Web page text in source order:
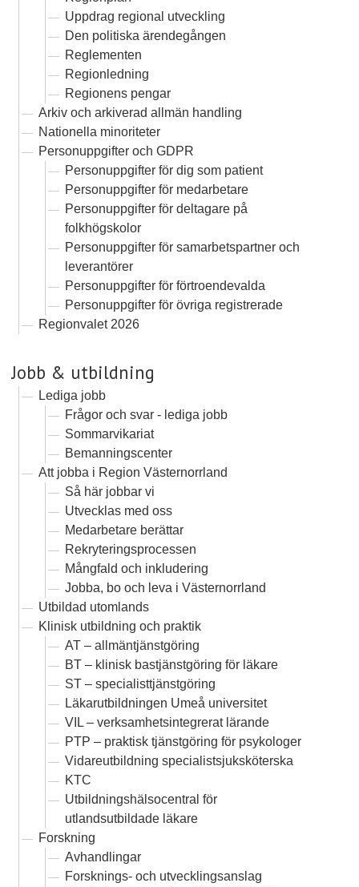
Uppdrag regional utveckling
Den politiska ärendegången
Reglementen
Regionledning
Regionens pengar
Arkiv och arkiverad allmän handling
Nationella minoriteter
Personuppgifter och GDPR
Personuppgifter för dig som patient
Personuppgifter för medarbetare
Personuppgifter för deltagare på
folkhögskolor
Personuppgifter för samarbetspartner och
leverantörer
Personuppgifter för förtroendevalda
Personuppgifter för övriga registrerade
Regionvalet 2026
Jobb & utbildning
Lediga jobb
Frågor och svar - lediga jobb
Sommarvikariat
Bemanningscenter
Att jobba i Region Västernorrland
Så här jobbar vi
Utvecklas med oss
Medarbetare berättar
Rekryteringsprocessen
Mångfald och inkludering
Jobba, bo och leva i Västernorrland
Utbildad utomlands
Klinisk utbildning och praktik
AT – allmäntjänstgöring
BT – klinisk bastjänstgöring för läkare
ST – specialisttjänstgöring
Läkarutbildningen Umeå universitet
VIL – verksamhetsintegrerat lärande
PTP – praktisk tjänstgöring för psykologer
Vidareutbildning specialistsjuksköterska
KTC
Utbildningshälsocentral för
utlandsutbildade läkare
Forskning
Avhandlingar
Forsknings- och utvecklingsanslag